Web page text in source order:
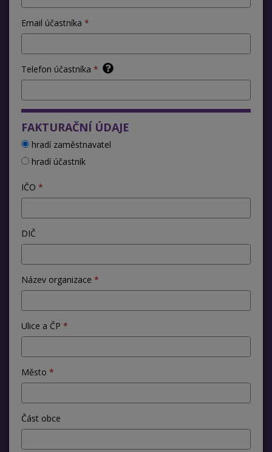
Email účastníka
Telefon účastníka
FAKTURAČNÍ ÚDAJE
hradí zaměstnavatel
hradí účastník
IČO
DIČ
Název organizace
Ulice a ČP
Město
Část obce